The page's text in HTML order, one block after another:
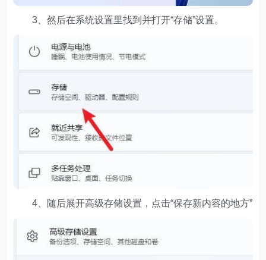
3、然后在系统设置里找到并打开“存储”设置。
4、随后展开高级存储设置，点击“保存新内容的地方”